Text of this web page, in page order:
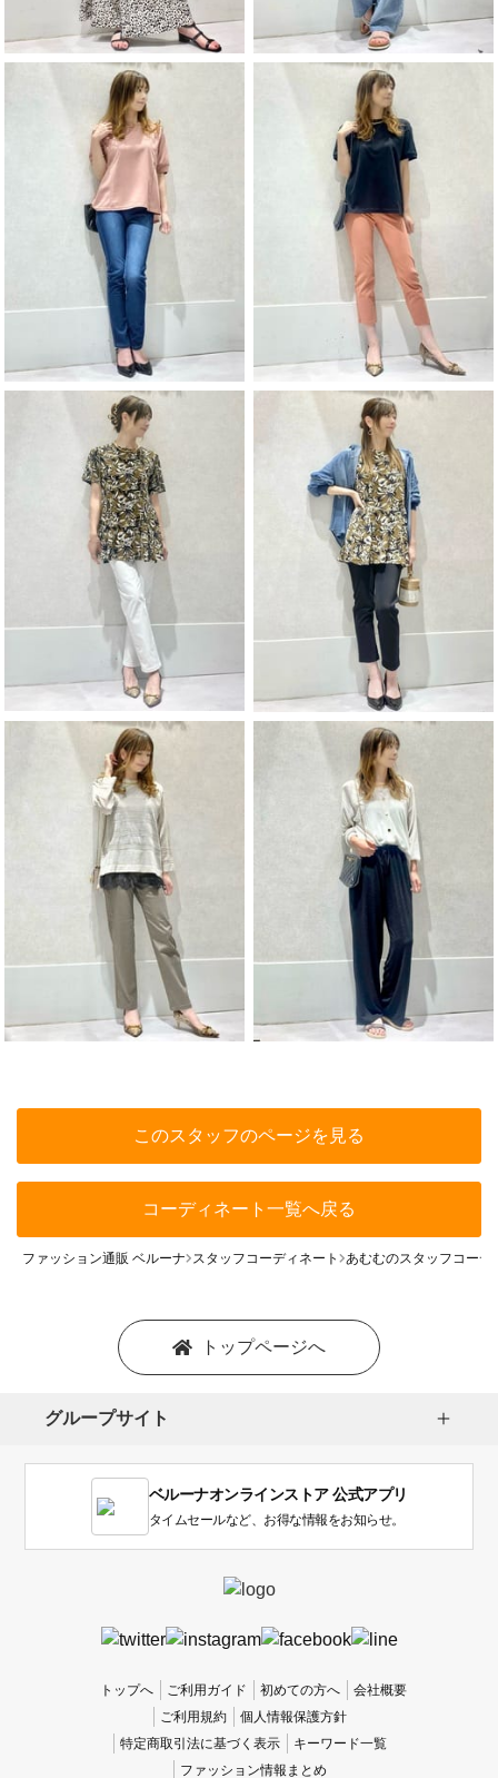
このスタッフのページを見る
コーディネート一覧へ戻る
ファッション通販 ベルーナ スタッフコーディネート あむむのスタッフコーデ
トップページへ
グループサイト
ベルーナオンラインストア 公式アプリ
タイムセールなど、お得な情報をお知らせ。
トップへ ご利用ガイド 初めての方へ
会社概要
ご利用規約
個人情報保護方針
特定商取引法に基づく表示
キーワード一覧
ファッション情報まとめ